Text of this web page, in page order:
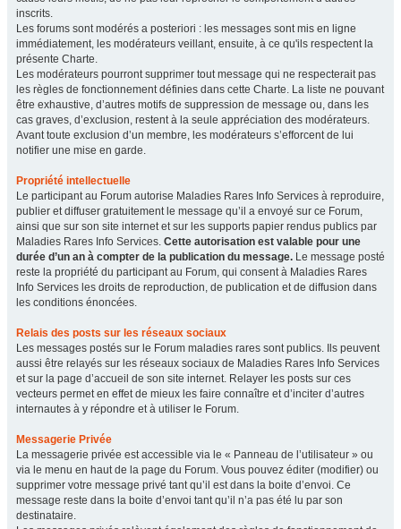
inscrits.
Les forums sont modérés a posteriori : les messages sont mis en ligne
immédiatement, les modérateurs veillant, ensuite, à ce qu'ils respectent la
présente Charte.
Les modérateurs pourront supprimer tout message qui ne respecterait pas
les règles de fonctionnement définies dans cette Charte. La liste ne pouvant
être exhaustive, d’autres motifs de suppression de message ou, dans les
cas graves, d’exclusion, restent à la seule appréciation des modérateurs.
Avant toute exclusion d’un membre, les modérateurs s’efforcent de lui
notifier une mise en garde.
Propriété intellectuelle
Le participant au Forum autorise Maladies Rares Info Services à reproduire,
publier et diffuser gratuitement le message qu’il a envoyé sur ce Forum,
ainsi que sur son site internet et sur les supports papier rendus publics par
Maladies Rares Info Services. Cette autorisation est valable pour une
durée d’un an à compter de la publication du message. Le message posté
reste la propriété du participant au Forum, qui consent à Maladies Rares
Info Services les droits de reproduction, de publication et de diffusion dans
les conditions énoncées.
Relais des posts sur les réseaux sociaux
Les messages postés sur le Forum maladies rares sont publics. Ils peuvent
aussi être relayés sur les réseaux sociaux de Maladies Rares Info Services
et sur la page d’accueil de son site internet. Relayer les posts sur ces
vecteurs permet en effet de mieux les faire connaître et d’inciter d’autres
internautes à y répondre et à utiliser le Forum.
Messagerie Privée
La messagerie privée est accessible via le « Panneau de l’utilisateur » ou
via le menu en haut de la page du Forum. Vous pouvez éditer (modifier) ou
supprimer votre message privé tant qu’il est dans la boite d’envoi. Ce
message reste dans la boite d’envoi tant qu’il n’a pas été lu par son
destinataire.